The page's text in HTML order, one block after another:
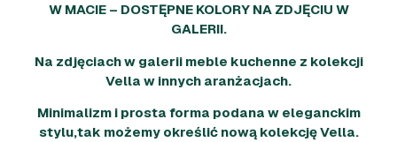
W MACIE – DOSTĘPNE KOLORY NA ZDJĘCIU W
GALERII.
Na zdjęciach w galerii meble kuchenne z kolekcji
Vella w innych aranżacjach.
Minimalizm i prosta forma podana w eleganckim
stylu,tak możemy określić nową kolekcję Vella.